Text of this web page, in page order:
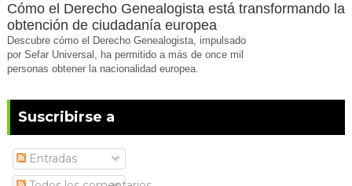
Cómo el Derecho Genealogista está transformando la
obtención de ciudadanía europea
Descubre cómo el Derecho Genealogista, impulsado
por Sefar Universal, ha permitido a más de once mil
personas obtener la nacionalidad europea.
Suscribirse a
Entradas